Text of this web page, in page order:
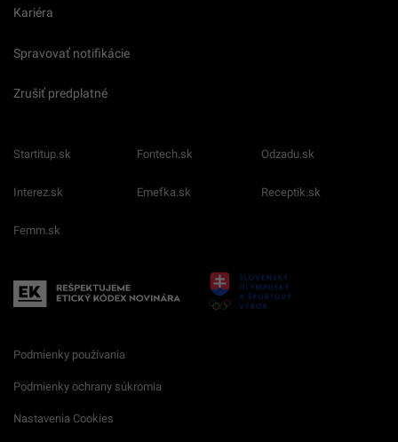
Kariéra
Spravovať notifikácie
Zrušiť predplatné
Startitup.sk Fontech.sk Odzadu.sk
Interez.sk Emefka.sk Receptik.sk
Femm.sk
Podmienky používania
Podmienky ochrany súkromia
Nastavenia Cookies